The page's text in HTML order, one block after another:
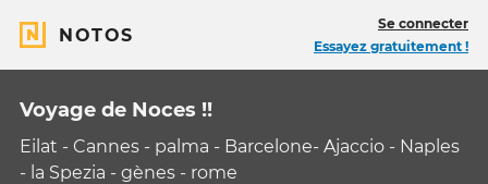
NOTOS
Se connecter
Essayez gratuitement !
Voyage de Noces !!
Eilat - Cannes - palma - Barcelone- Ajaccio - Naples
- la Spezia - gènes - rome